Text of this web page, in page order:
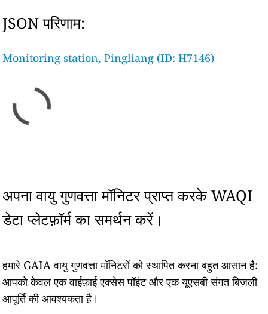
JSON परिणाम:
Monitoring station, Pingliang (ID: H7146)
अपना वायु गुणवत्ता मॉनिटर प्राप्त करके WAQI
डेटा प्लेटफ़ॉर्म का समर्थन करें।
हमारे GAIA वायु गुणवत्ता मॉनिटरों को स्थापित करना बहुत आसान है:
आपको केवल एक वाईफ़ाई एक्सेस पॉइंट और एक यूएसबी संगत बिजली
आपूर्ति की आवश्यकता है।